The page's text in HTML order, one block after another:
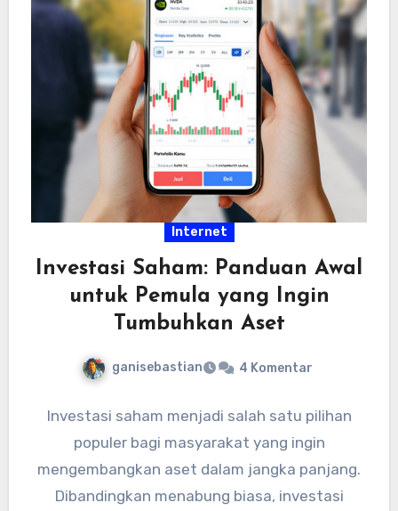
Internet
Investasi Saham: Panduan Awal
untuk Pemula yang Ingin
Tumbuhkan Aset
ganisebastian 4 Komentar
Investasi saham menjadi salah satu pilihan
populer bagi masyarakat yang ingin
mengembangkan aset dalam jangka panjang.
Dibandingkan menabung biasa, investasi